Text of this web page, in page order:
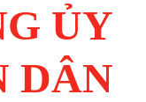
ỦY
DÂN